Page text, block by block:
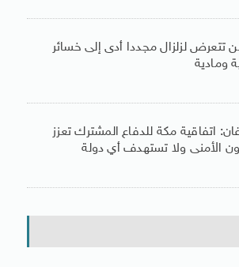
تتعرض لزلزال مجددا أدى إلى خسائر
ومادية
اتفاقية مكة للدفاع المشترك تعزز
الأمنى ولا تستهدف أي دولة